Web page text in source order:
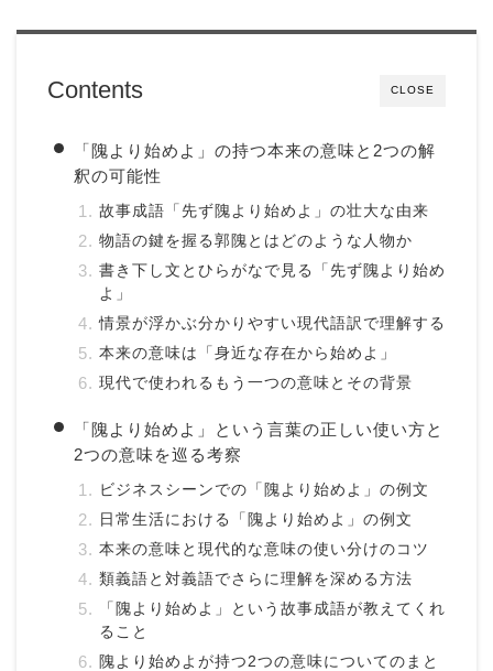
CLOSE
Contents
「隗より始めよ」の持つ本来の意味と2つの解
釈の可能性
故事成語「先ず隗より始めよ」の壮大な由来
物語の鍵を握る郭隗とはどのような人物か
書き下し文とひらがなで見る「先ず隗より始め
よ」
情景が浮かぶ分かりやすい現代語訳で理解する
本来の意味は「身近な存在から始めよ」
現代で使われるもう一つの意味とその背景
「隗より始めよ」という言葉の正しい使い方と
2つの意味を巡る考察
ビジネスシーンでの「隗より始めよ」の例文
日常生活における「隗より始めよ」の例文
本来の意味と現代的な意味の使い分けのコツ
類義語と対義語でさらに理解を深める方法
「隗より始めよ」という故事成語が教えてくれ
ること
隗より始めよが持つ2つの意味についてのまと